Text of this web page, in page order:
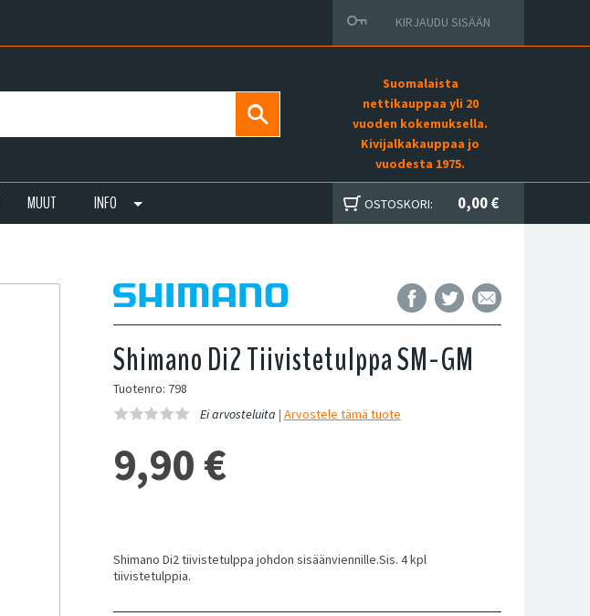
KIRJAUDU SISÄÄN
Suomalaista
nettikauppaa yli 20
vuoden kokemuksella.
Kivijalkakauppaa jo
vuodesta 1975.
MUUT INFO OSTOSKORI: 0,00 €
Shimano Di2 Tiivistetulppa SM-GM
Tuotenro: 798
Ei arvosteluita | Arvostele tämä tuote
9,90 €
Shimano Di2 tiivistetulppa johdon sisäänviennille.Sis. 4 kpl
tiivistetulppia.